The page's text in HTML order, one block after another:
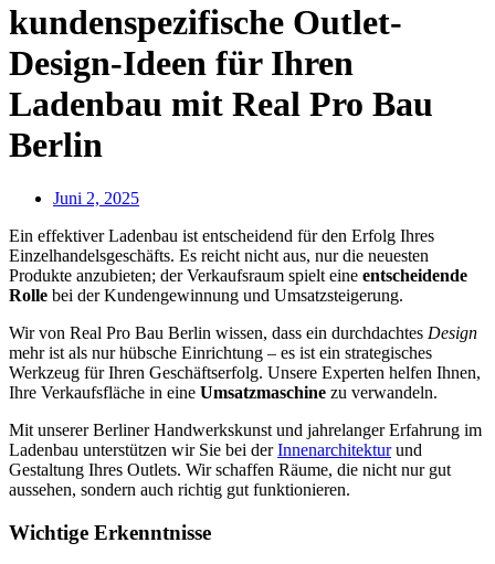
kundenspezifische Outlet-
Design-Ideen für Ihren
Ladenbau mit Real Pro Bau
Berlin
Juni 2, 2025
Ein effektiver Ladenbau ist entscheidend für den Erfolg Ihres
Einzelhandelsgeschäfts. Es reicht nicht aus, nur die neuesten
Produkte anzubieten; der Verkaufsraum spielt eine entscheidende
Rolle bei der Kundengewinnung und Umsatzsteigerung.
Wir von Real Pro Bau Berlin wissen, dass ein durchdachtes Design
mehr ist als nur hübsche Einrichtung – es ist ein strategisches
Werkzeug für Ihren Geschäftserfolg. Unsere Experten helfen Ihnen,
Ihre Verkaufsfläche in eine Umsatzmaschine zu verwandeln.
Mit unserer Berliner Handwerkskunst und jahrelanger Erfahrung im
Ladenbau unterstützen wir Sie bei derInnenarchitekturund
Gestaltung Ihres Outlets. Wir schaffen Räume, die nicht nur gut
aussehen, sondern auch richtig gut funktionieren.
Wichtige Erkenntnisse